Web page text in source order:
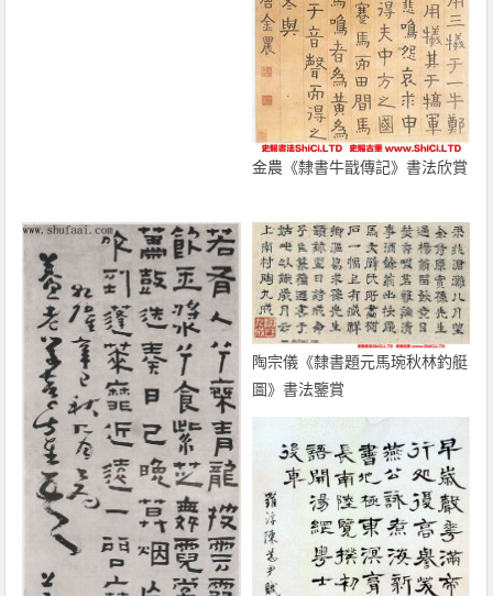
金農《隸書牛戩傳記》書法欣賞
陶宗儀《隸書題元馬琬秋林釣艇
圖》書法鑒賞